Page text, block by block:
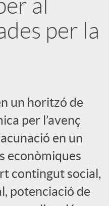
al
per la
un horitzó de
per l’avenç
en un
econòmiques
contingut social,
potenciació de